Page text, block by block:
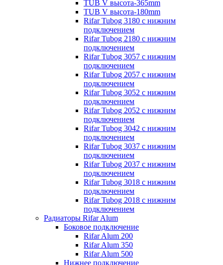
TUB V высота-365mm
TUB V высота-180mm
Rifar Tubog 3180 с нижним
подключением
Rifar Tubog 2180 с нижним
подключением
Rifar Tubog 3057 с нижним
подключением
Rifar Tubog 2057 с нижним
подключением
Rifar Tubog 3052 с нижним
подключением
Rifar Tubog 2052 с нижним
подключением
Rifar Tubog 3042 с нижним
подключением
Rifar Tubog 3037 с нижним
подключением
Rifar Tubog 2037 с нижним
подключением
Rifar Tubog 3018 с нижним
подключением
Rifar Tubog 2018 с нижним
подключением
Радиаторы Rifar Alum
Боковое подключение
Rifar Alum 200
Rifar Alum 350
Rifar Alum 500
Нижнее подключение